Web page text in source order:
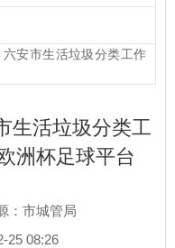
六安市生活垃圾分类工作
生活垃圾分类工
洲杯足球平台
：市城管局
25 08:26